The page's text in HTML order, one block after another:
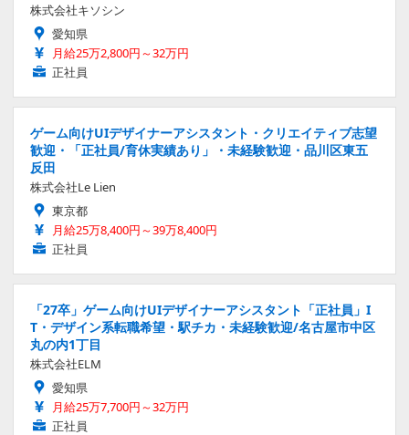
株式会社キソシン
愛知県
月給25万2,800円～32万円
正社員
ゲーム向けUIデザイナーアシスタント・クリエイティブ志望
歓迎・「正社員/育休実績あり」・未経験歓迎・品川区東五
反田
株式会社Le Lien
東京都
月給25万8,400円～39万8,400円
正社員
「27卒」ゲーム向けUIデザイナーアシスタント「正社員」I
T・デザイン系転職希望・駅チカ・未経験歓迎/名古屋市中区
丸の内1丁目
株式会社ELM
愛知県
月給25万7,700円～32万円
正社員